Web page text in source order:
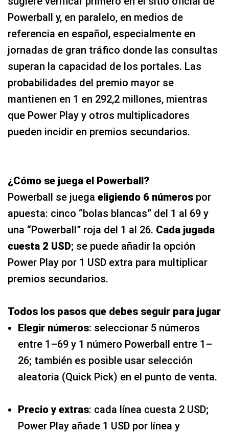
Powerball y, en paralelo, en medios de
referencia en español, especialmente en
jornadas de gran tráfico donde las consultas
superan la capacidad de los portales. Las
probabilidades del premio mayor se
mantienen en 1 en 292,2 millones, mientras
que Power Play y otros multiplicadores
pueden incidir en premios secundarios.
¿Cómo se juega el Powerball?
Powerball se juega eligiendo 6 números por
apuesta: cinco “bolas blancas” del 1 al 69 y
una “Powerball” roja del 1 al 26. Cada jugada
cuesta 2 USD; se puede añadir la opción
Power Play por 1 USD extra para multiplicar
premios secundarios.
Todos los pasos que debes seguir para jugar
Elegir números: seleccionar 5 números
entre 1–69 y 1 número Powerball entre 1–
26; también es posible usar selección
aleatoria (Quick Pick) en el punto de venta.
Precio y extras: cada línea cuesta 2 USD;
Power Play añade 1 USD por línea y